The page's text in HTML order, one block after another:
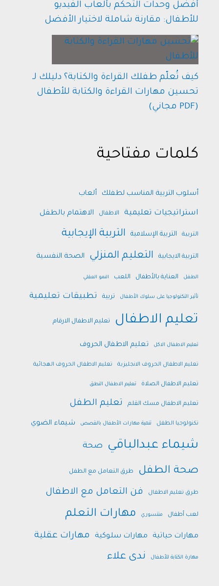
أفضل وحدات التحكم بألعاب الفيديو
للأطفال: مقارنة شاملة لاختيار الأفضل
كيف تُعلّم طفلك القراءة والكتابة؟ دليلك لـ
تحسين مهارات القراءة والكتابة للأطفال
(PDF مجاني)
كلمات مفتاحية
أسلوب التربية المناسب لطفلك ألعاب
استراتيجيات تعليمية الاطفال الاهتمام بالطفل
التربية التربية الإسلامية التربية الإيجابية
التربية الايجابية التعليم المنزلي الصحة النفسية
الطفل العناية بالأطفال اللعب النمو العقلي
تأثير التكنولوجيا على سلوك الأطفال تربية تطبيقات تعليمية
تعليم الاطفال تعليم الاطفال الارقام
تعليم الاطفال الاكل تعليم الاطفال الحروف
تعليم الاطفال الحروف الانجليزية تعليم الاطفال الحروف الهجائية
تعليم الاطفال الصلاة تعليم الاطفال النطق
تعليم الاطفال مسك القلم تعليم الطفل
تكنولوجيا الطفل تنمية مهارات الأطفال بالقصص شيماء الضوي
شيماء عبدالباقي صحة
صحة الطفل طرق التعامل مع الطفل
طرق تعليم الاطفال فن التعامل مع الاطفال
لعب أطفال منتسوري مهارات التعلم
مهارات حياتية مهارات سلوكية مهارات عقلية
مهارة الكتابة للأطفال ندى علاء